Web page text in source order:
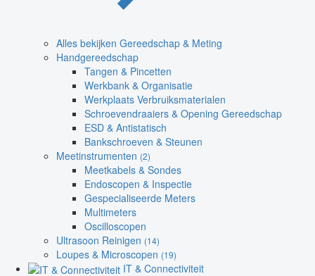
Alles bekijken Gereedschap & Meting
Handgereedschap
Tangen & Pincetten
Werkbank & Organisatie
Werkplaats Verbruiksmaterialen
Schroevendraaiers & Opening Gereedschap
ESD & Antistatisch
Bankschroeven & Steunen
Meetinstrumenten (2)
Meetkabels & Sondes
Endoscopen & Inspectie
Gespecialiseerde Meters
Multimeters
Oscilloscopen
Ultrasoon Reinigen (14)
Loupes & Microscopen (19)
IT & Connectiviteit